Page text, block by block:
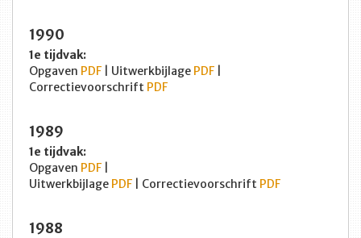
1990
1e tijdvak:
Opgaven PDF | Uitwerkbijlage PDF
Correctievoorschrift PDF
1989
1e tijdvak:
Opgaven PDF
Uitwerkbijlage PDF | Correctievoorschrift PDF
1988